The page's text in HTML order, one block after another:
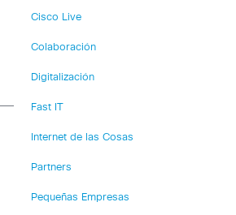
Cisco Live
Colaboración
Digitalización
Fast IT
Internet de las Cosas
Partners
Pequeñas Empresas